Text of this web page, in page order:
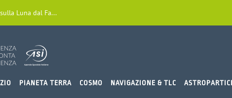
Luna dal Fa...
PIANETA TERRA COSMO NAVIGAZIONE & TLC